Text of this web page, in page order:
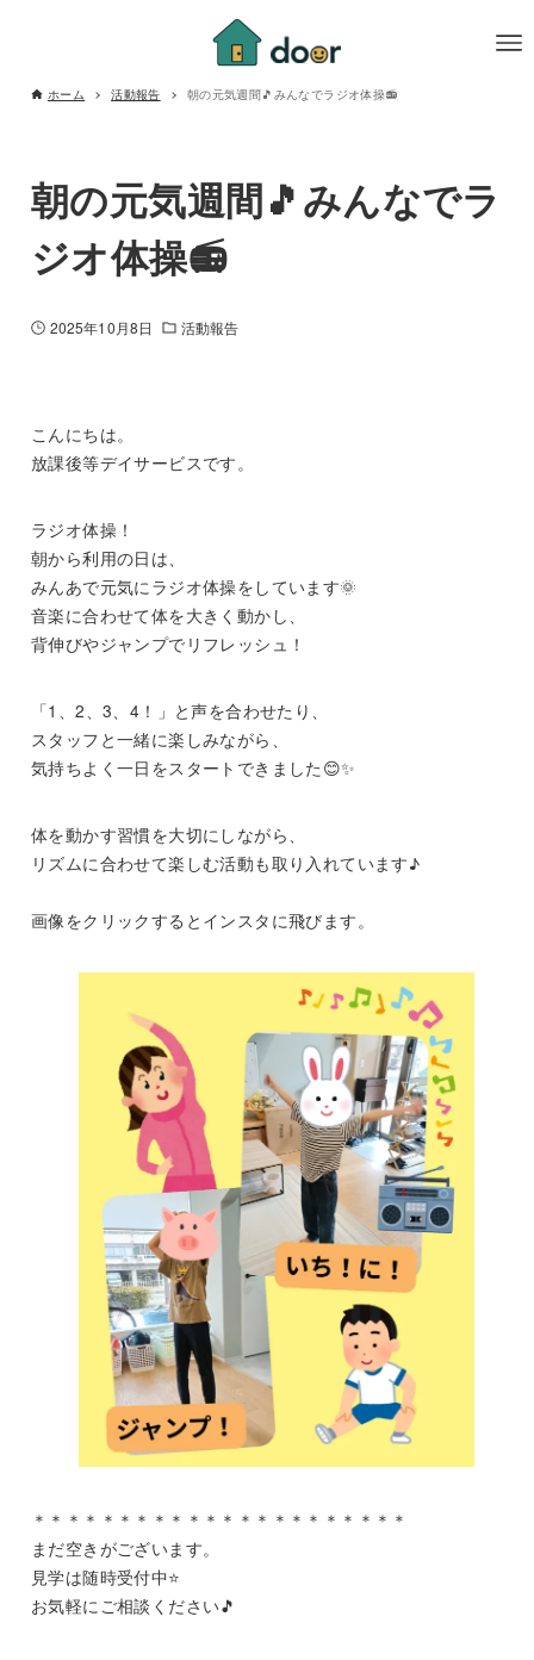
ホーム 活動報告 朝の元気週間🎵みんなでラジオ体操📻
朝の元気週間🎵みんなでラ
ジオ体操📻
2025年10月8日 活動報告
こんにちは。
放課後等デイサービスです。
ラジオ体操！
朝から利用の日は、
みんあで元気にラジオ体操をしています🌞
音楽に合わせて体を大きく動かし、
背伸びやジャンプでリフレッシュ！
「1、2、3、4！」と声を合わせたり、
スタッフと一緒に楽しみながら、
気持ちよく一日をスタートできました😊✨
体を動かす習慣を大切にしながら、
リズムに合わせて楽しむ活動も取り入れています♪
画像をクリックするとインスタに飛びます。
＊＊＊＊＊＊＊＊＊＊＊＊＊＊＊＊＊＊＊＊＊＊
まだ空きがございます。
見学は随時受付中⭐
お気軽にご相談ください🎵